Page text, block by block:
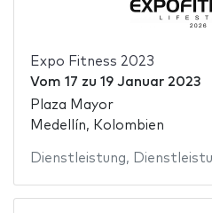
Expo Fitness 2023
Vom 17 zu 19 Januar 2023
Plaza Mayor
Medellín, Kolombien
Dienstleistung,